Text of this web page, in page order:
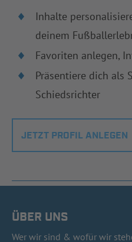
Inhalte
deinem
Favoriten anlegen,
Präsentiere dich als
Schiedsrichter
JETZT PROFIL ANLEGEN
ÜBER UNS
Wer wir sind & wofür wir